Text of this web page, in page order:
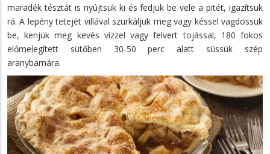
maradék tésztát is nyújtsuk ki és fedjük be vele a pitét, igazítsuk
rá. A lepény tetejét villával szurkáljuk meg vagy késsel vagdossuk
be, kenjük meg kevés vízzel vagy felvert tojással, 180 fokos
előmelegített sütőben 30-50 perc alatt süssük szép
aranybarnára.